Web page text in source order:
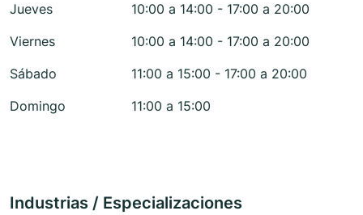
Jueves
10:00 a 14:00 - 17:00 a 20:00
Viernes
10:00 a 14:00 - 17:00 a 20:00
Sábado
11:00 a 15:00 - 17:00 a 20:00
Domingo
11:00 a 15:00
Industrias / Especializaciones